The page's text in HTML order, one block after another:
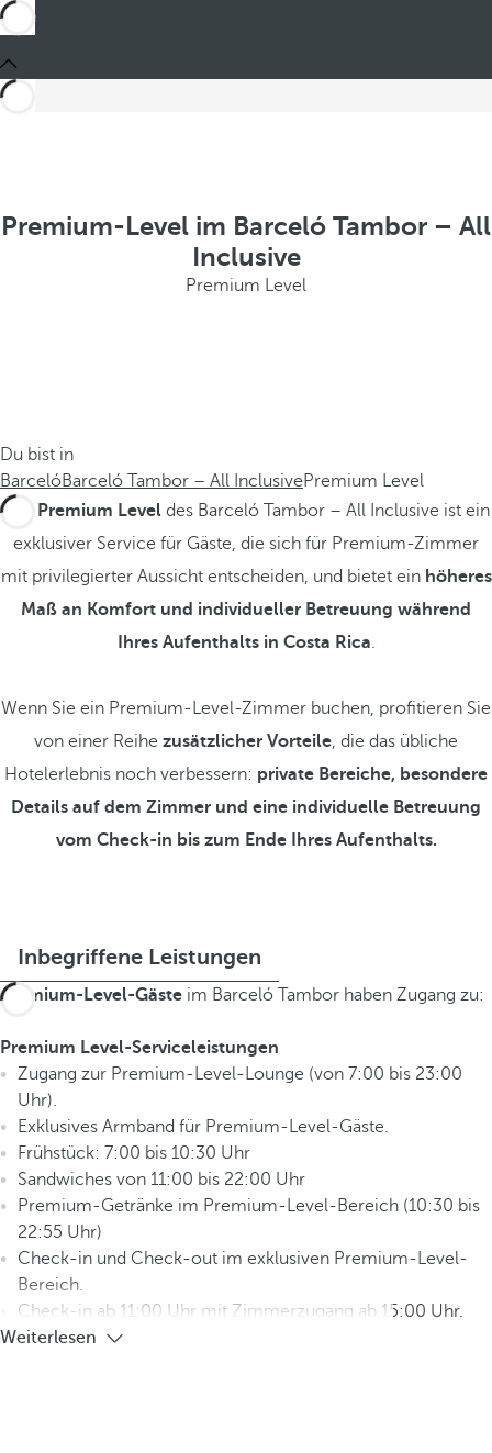
Premium-Level im Barceló Tambor – All
Inclusive
Premium Level
Du bist in
BarcelóBarceló Tambor – All InclusivePremium Level
Das
Premium Leveldes Barceló Tambor – All Inclusive ist ein
exklusiver Service für Gäste, die sich für Premium-Zimmer
mit privilegierter Aussicht entscheiden, und bietet ein höheres
Maß an Komfort und individueller Betreuung während
Ihres Aufenthalts in Costa Rica.
Wenn Sie ein Premium-Level-Zimmer buchen, profitieren Sie
von einer Reihe zusätzlicher Vorteile, die das übliche
Hotelerlebnis noch verbessern: private Bereiche, besondere
Details auf dem Zimmer und eine individuelle Betreuung
vom Check-in bis zum Ende Ihres Aufenthalts.
Inbegriffene Leistungen
Premium-Level-Gäste im Barceló Tambor haben Zugang zu:
Premium Level-Serviceleistungen
Zugang zur Premium-Level-Lounge (von 7:00 bis 23:00
Uhr).
Exklusives Armband für Premium-Level-Gäste.
Frühstück: 7:00 bis 10:30 Uhr
Sandwiches von 11:00 bis 22:00 Uhr
Premium-Getränke im Premium-Level-Bereich (10:30 bis
22:55 Uhr)
Check-in und Check-out im exklusiven Premium-Level-
Bereich.
Check-in ab 11:00 Uhr mit Zimmerzugang ab 15:00 Uhr.
Weiterlesen